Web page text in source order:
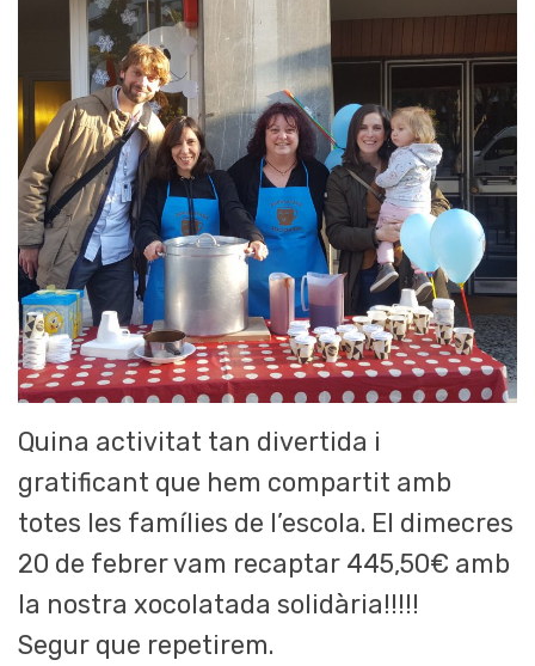
Quina activitat tan divertida i
gratificant que hem compartit amb
totes les famílies de l’escola. El dimecres
20 de febrer vam recaptar 445,50€ amb
la nostra xocolatada solidària!!!!!
Segur que repetirem.